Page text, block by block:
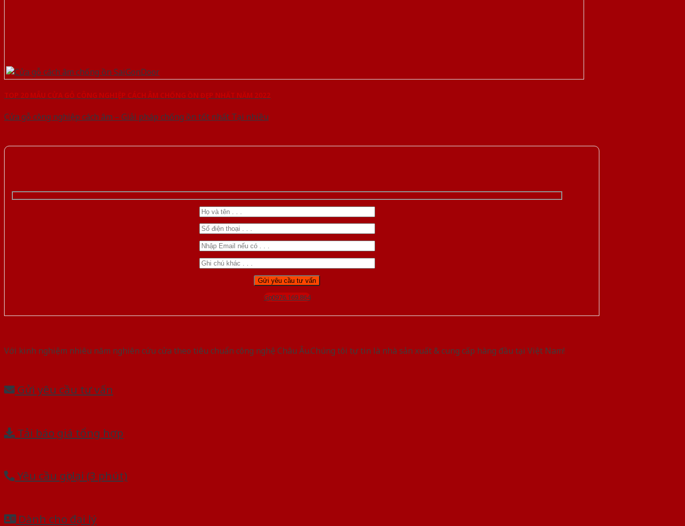
TOP 20 MẪU CỬA GỖ CÔNG NGHIỆP CÁCH ÂM CHỐNG ỒN ĐẸP NHẤT NĂM 2022
Cửa gỗ công nghiệp cách âm – Giải pháp chống ồn tốt nhất Tại nhiều
Gọi 0976.169.864
Với kinh nghiệm nhiêu năm nghiên cứu cửa theo tiêu chuẩn công nghệ Châu Âu.Chúng tôi tự tin là nhà sản xuất & cung cấp hàng đầu tại Việt Nam!
Gửi yêu cầu tư vấn
Tải báo giá tổng hợp
Yêu cầu gọi lại (3 phút)
Dành cho đại lý